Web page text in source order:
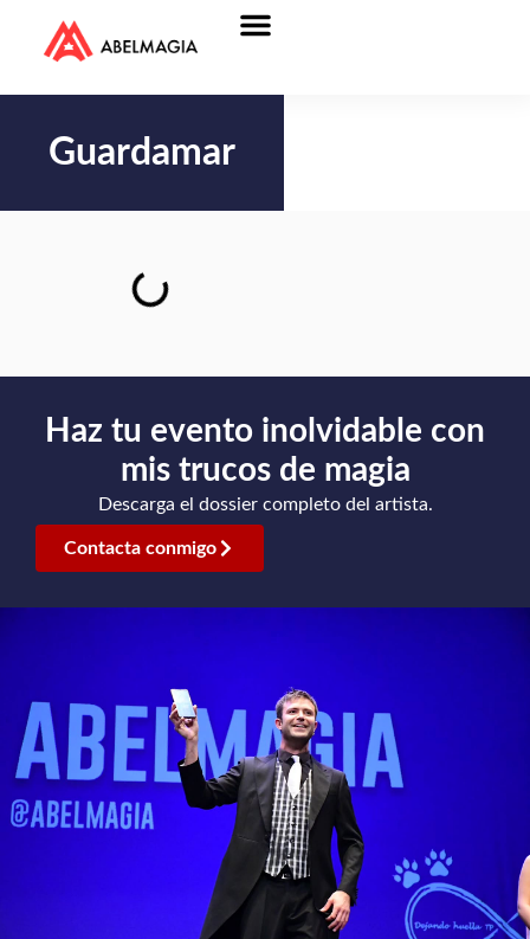
Guardamar
Haz tu evento inolvidable con
mis trucos de magia
Descarga el dossier completo del artista.
Contacta conmigo